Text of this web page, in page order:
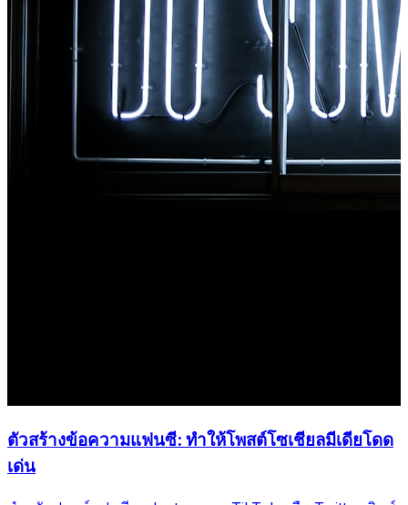
ตัวสร้างข้อความแฟนซี: ทำให้โพสต์โซเชียลมีเดียโดด
เด่น